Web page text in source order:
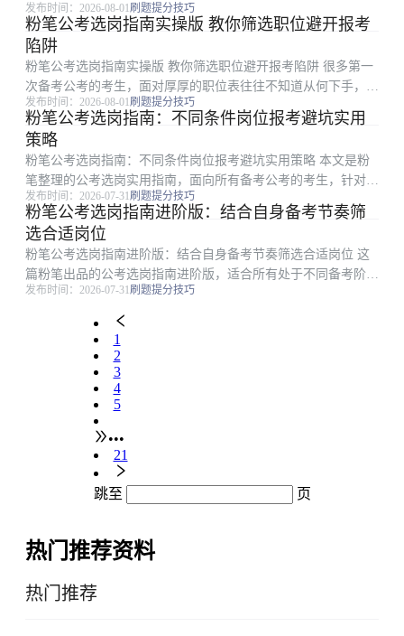
至错失报考机会。本文是粉笔整理的公考选岗避坑实用指南，面
向所有正在进行岗位选择的备考考生，从招录条件混淆、职位表
筛选、基层项目要...
发布时间：2026-08-01刷题提分技巧
粉笔公考选岗指南实操版 教你筛选职位避开报考
陷阱
粉笔公考选岗指南实操版 教你筛选职位避开报考陷阱 很多第一
次备考公考的考生，面对厚厚的职位表往往不知道从何下手，很
容易因为条件梳理不清漏选岗位，甚至踩了报考隐形坑白白浪费
机会。本文是粉笔整理的全流程可落地选岗实操方法，从梳理个
人核心条件、对...
发布时间：2026-08-01刷题提分技巧
粉笔公考选岗指南：不同条件岗位报考避坑实用
策略
粉笔公考选岗指南：不同条件岗位报考避坑实用策略 本文是粉
笔整理的公考选岗实用指南，面向所有备考公考的考生，针对选
岗环节常见的条件匹配错误、误区踩坑等问题，梳理了从个人条
件核对到不同类型岗位报考的完整决策逻辑，涵盖个人条件与职
位要求匹配方法、...
发布时间：2026-07-31刷题提分技巧
粉笔公考选岗指南进阶版：结合自身备考节奏筛
选合适岗位
粉笔公考选岗指南进阶版：结合自身备考节奏筛选合适岗位 这
篇粉笔出品的公考选岗指南进阶版，适合所有处于不同备考阶段
准备报考的考生，针对很多考生选岗时脱离自身备考进度、盲目
跟风选岗的问题，从备考节奏匹配的角度出发整理了可直接执行
的选岗方法。本文...
发布时间：2026-07-31刷题提分技巧
1
2
3
4
5
•••
21
跳至 页
热门推荐资料
热门推荐